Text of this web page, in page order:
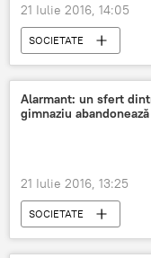
21 Iulie 2016, 14:05
SOCIETATE
Alarmant: un sfert
gimnaziu
21 Iulie 2016, 13:25
SOCIETATE